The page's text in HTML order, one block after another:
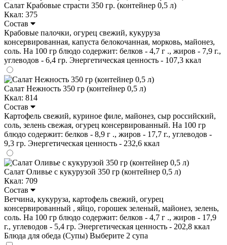
Салат Крабовые страсти 350 гр. (контейнер 0,5 л)
Ккал: 375
Состав
Крабовые палочки, огурец свежий, кукуруза
консервированная, капуста белокочанная, морковь, майонез,
соль. На 100 гр блюдо содержит: белков - 4,7 г ., жиров - 7,9 г.,
углеводов - 6,4 гр. Энергетическая ценность - 107,3 ккал
Салат Нежность 350 гр (контейнер 0,5 л)
Ккал: 814
Состав
Картофель свежий, куриное филе, майонез, сыр российский,
соль, зелень свежая, огурец консервированный. На 100 гр
блюдо содержит: белков - 8,9 г ., жиров - 17,7 г., углеводов -
9,3 гр. Энергетическая ценность - 232,6 ккал
Салат Оливье с кукурузой 350 гр (контейнер 0,5 л)
Ккал: 709
Состав
Ветчина, кукуруза, картофель свежий, огурец
консервированный , яйцо, горошек зеленый, майонез, зелень,
соль. На 100 гр блюдо содержит: белков - 4,7 г ., жиров - 17,9
г., углеводов - 5,4 гр. Энергетическая ценность - 202,8 ккал
Блюда для обеда (Супы) Выберите 2 супа